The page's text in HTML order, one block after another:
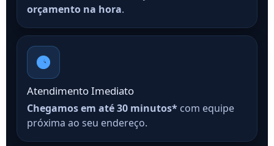
orçamento na hora.
Atendimento Imediato
Chegamos em até 30 minutos* com equipe
próxima ao seu endereço.